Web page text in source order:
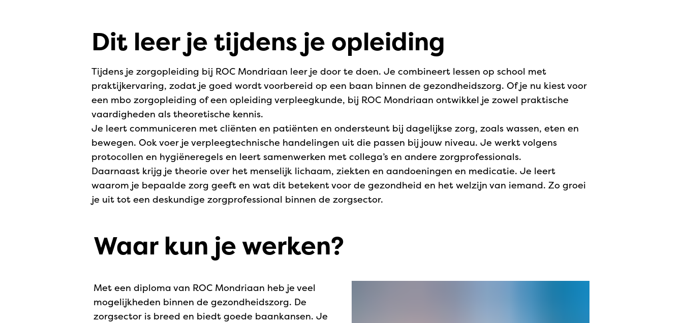
Dit leer je tijdens je opleiding
Tijdens je zorgopleiding bij ROC Mondriaan leer je door te doen. Je combineert lessen op school met
praktijkervaring, zodat je goed wordt voorbereid op een baan binnen de gezondheidszorg. Of je nu kiest voor
een mbo zorgopleiding of een opleiding verpleegkunde, bij ROC Mondriaan ontwikkel je zowel praktische
vaardigheden als theoretische kennis.
Je leert communiceren met cliënten en patiënten en ondersteunt bij dagelijkse zorg, zoals wassen, eten en
bewegen. Ook voer je verpleegtechnische handelingen uit die passen bij jouw niveau. Je werkt volgens
protocollen en hygiëneregels en leert samenwerken met collega’s en andere zorgprofessionals.
Daarnaast krijg je theorie over het menselijk lichaam, ziekten en aandoeningen en medicatie. Je leert
waarom je bepaalde zorg geeft en wat dit betekent voor de gezondheid en het welzijn van iemand. Zo groei
je uit tot een deskundige zorgprofessional binnen de zorgsector.
Waar kun je werken?
Met een diploma van ROC Mondriaan heb je veel
mogelijkheden binnen de gezondheidszorg. De
zorgsector is breed en biedt goede baankansen. Je